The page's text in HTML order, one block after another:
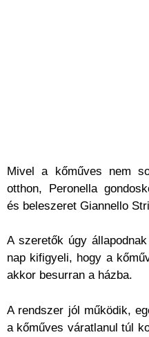
Mivel a kőműves nem
otthon, Peronella
és beleszeret Giannello
A szeretők úgy
nap kifigyeli, hogy a
akkor besurran a házba.
A rendszer jól működik,
a kőműves váratlanul túl